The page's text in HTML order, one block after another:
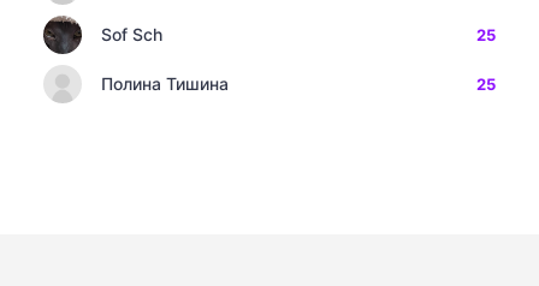
Sof Sch 25
Полина Тишина 25